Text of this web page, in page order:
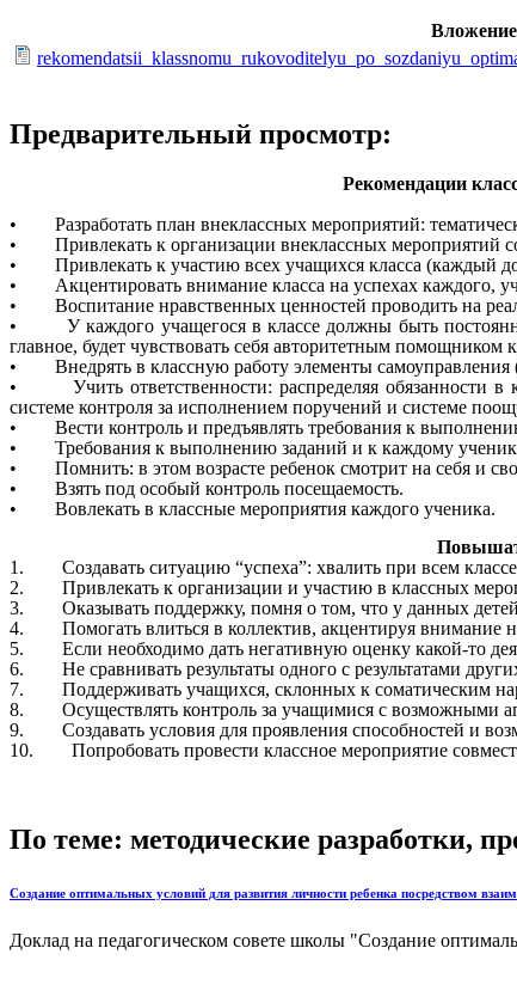
Вложение
Предварительный просмотр:
Рекомендации
• Разработать план внеклассных мероприятий:
• Привлекать к организации внеклассных мероприятий
• Привлекать к участию всех учащихся класса (каждый
• Акцентировать внимание класса на успехах каждого,
• Воспитание нравственных ценностей проводить на
• У каждого учащегося в классе должны быть постоянные
главное, будет чувствовать себя авторитетным помощником
• Внедрять в классную работу элементы самоуправления
• Учить ответственности: распределяя обязанности в
системе контроля за исполнением поручений и системе
• Вести контроль и предъявлять требования к
• Требования к выполнению заданий и к каждому
• Помнить: в этом возрасте ребенок смотрит на себя и
• Взять под особый контроль посещаемость.
• Вовлекать в классные мероприятия каждого ученика.
1. Создавать ситуацию “успеха”: хвалить при всем классе
2. Привлекать к организации и участию в классных
3. Оказывать поддержку, помня о том, что у данных детей
4. Помогать влиться в коллектив, акцентируя внимание
5. Если необходимо дать негативную оценку какой-то
6. Не сравнивать результаты одного с результатами
7. Поддерживать учащихся, склонных к соматическим
8. Осуществлять контроль за учащимися с возможными
9. Создавать условия для проявления способностей и
10. Попробовать провести классное мероприятие
По теме: методические разработки,
Создание оптимальных условий для развития личности ребенка посредством
Доклад на педагогическом совете школы "Создание